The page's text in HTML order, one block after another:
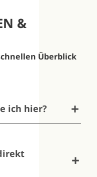
&
Überblick
ich hier?